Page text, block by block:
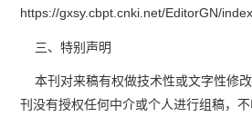
https://gxsy.cbpt.cnki.net/EditorGN/
三、特别声明
本刊对来稿有权做技术性或文字性修
刊没有授权任何中介或个人进行组稿，